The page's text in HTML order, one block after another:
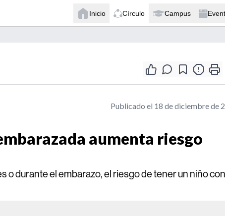
Inicio Círculo Campus
Publicado el 18 de diciembre de
aumenta riesgo
o durante el embarazo, el riesgo de tener un niño